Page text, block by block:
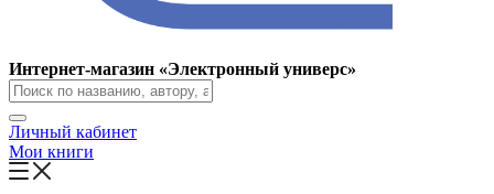
Интернет-магазин «Электронный универс»
Личный кабинет
Мои книги